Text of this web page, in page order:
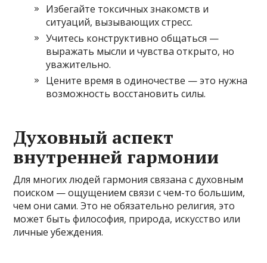
Избегайте токсичных знакомств и
ситуаций, вызывающих стресс.
Учитесь конструктивно общаться —
выражать мысли и чувства открыто, но
уважительно.
Цените время в одиночестве — это нужна
возможность восстановить силы.
Духовный аспект
внутренней гармонии
Для многих людей гармония связана с духовным
поиском — ощущением связи с чем-то большим,
чем они сами. Это не обязательно религия, это
может быть философия, природа, искусство или
личные убеждения.